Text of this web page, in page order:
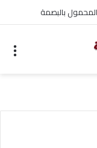
ومواجهة الأزمات